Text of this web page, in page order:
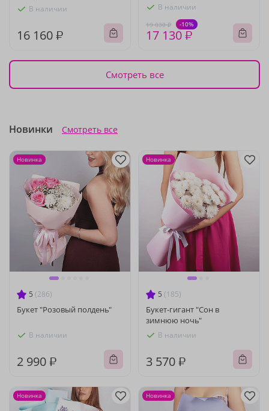
В наличии
16 160 ₽
В наличии
19 030 ₽ -10%
17 130 ₽
Смотреть все
Новинки Смотреть все
5 (286)
Букет "Розовый полдень"
В наличии
2 990 ₽
Новинка
5 (185)
Букет-гигант "Сон в
зимнюю ночь"
В наличии
3 570 ₽
Новинка
Новинка Новинка